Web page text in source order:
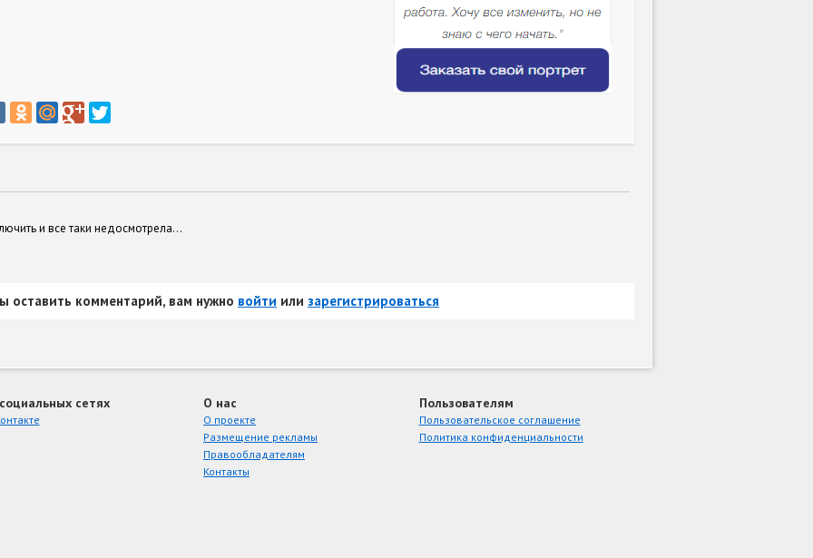
и все таки недосмотрела...
оставить комментарий, вам нужно войти или зарегистрироваться
сетях О нас
О проекте
Размещение рекламы
Правообладателям
Контакты
Пользователям
Пользовательское соглашение
Политика конфиденциальности